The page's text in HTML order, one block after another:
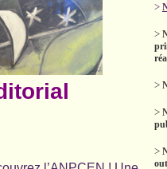
>
>
>
>
>